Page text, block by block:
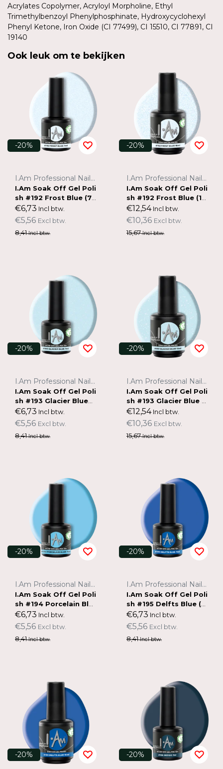
Acrylates Copolymer, Acryloyl Morpholine, Ethyl
Trimethylbenzoyl Phenylphosphinate, Hydroxycyclohexyl
Phenyl Ketone, Iron Oxide (CI 77499), CI 15510, CI 77891, CI
19140
Ook leuk om te bekijken
-20%
I.Am Professional Nail Systems
I.Am Soak Off Gel Poli
sh #192 Frost Blue (7
ml)
€6,73 Incl btw.
€5,56 Excl btw.
8,41Incl btw.
-20%
I.Am Professional Nail Systems
I.Am Soak Off Gel Poli
sh #192 Frost Blue (15
ml)
€12,54Incl btw.
€10,36 Excl btw.
15,67Incl btw.
-20%
I.Am Professional Nail Systems
I.Am Soak Off Gel Poli
sh #193 Glacier Blue
(7ml)
€6,73 Incl btw.
€5,56 Excl btw.
8,41Incl btw.
-20%
I.Am Professional Nail Systems
I.Am Soak Off Gel Poli
sh #193 Glacier Blue (1
5ml)
€12,54Incl btw.
€10,36 Excl btw.
15,67Incl btw.
-20%
I.Am Professional Nail Systems
I.Am Soak Off Gel Poli
sh #194 Porcelain Blu
e (7ml)
€6,73 Incl btw.
€5,56 Excl btw.
8,41Incl btw.
-20%
I.Am Professional Nail Systems
I.Am Soak Off Gel Poli
sh #195 Delfts Blue (7
ml)
€6,73 Incl btw.
€5,56 Excl btw.
8,41Incl btw.
-20% -20%